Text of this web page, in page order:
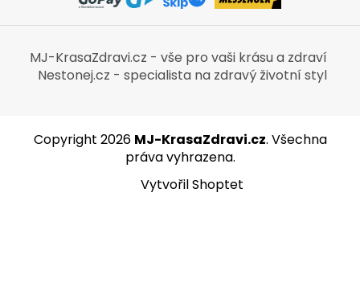
MJ-KrasaZdravi.cz - vše pro vaši krásu a zdraví
Nestonej.cz - specialista na zdravý životní styl
Vytvořil Shoptet
Copyright 2026 MJ-KrasaZdravi.cz. Všechna
práva vyhrazena.